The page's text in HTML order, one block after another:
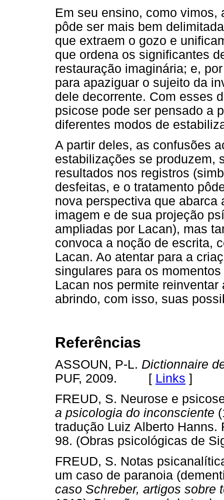
Em seu ensino, como
pôde ser mais bem
que extraem o gozo e
que ordena os significantes
restauração imaginária; e,
para apaziguar o sujeito da
dele decorrente. Com esses
psicose pode ser pensado a
diferentes modos de
A partir deles, as confusões
estabilizações se produzem,
resultados nos registros
desfeitas, e o tratamento
nova perspectiva que
imagem e de sua projeção
ampliadas por Lacan), mas
convoca a noção de escrita,
Lacan. Ao atentar para a
singulares para os
Lacan nos permite
abrindo, com isso, suas
Referências
ASSOUN, P-L. Dictionnaire
PUF, 2009. [ Links ]
FREUD, S. Neurose e
a psicologia do inconsciente
tradução Luiz Alberto Hanns.
98. (Obras psicológicas
FREUD, S. Notas
um caso de paranoia
caso Schreber, artigos sobre